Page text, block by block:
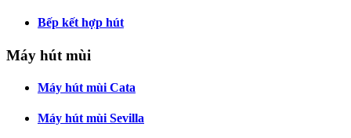
Bếp kết hợp hút
Máy hút mùi
Máy hút mùi Cata
Máy hút mùi Sevilla